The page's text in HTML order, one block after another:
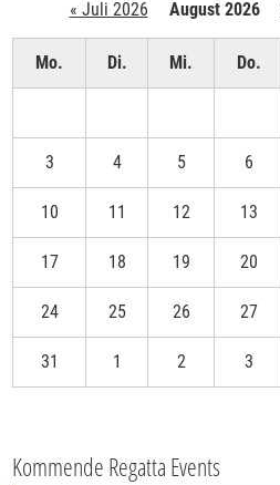
« Juli 2026 August 2026
Mo. Di. Mi. Do.
3 4 5 6
10 11 12 13
17 18 19 20
24 25 26 27
31 1 2 3
Kommende Regatta Events